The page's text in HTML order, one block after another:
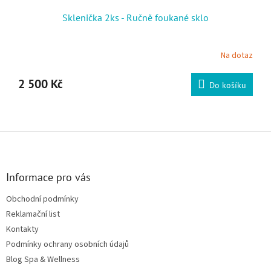
Sklenička 2ks - Ručně foukané sklo
Na dotaz
2 500 Kč Do košíku
Informace pro vás
Obchodní podmínky
Reklamační list
Kontakty
Podmínky ochrany osobních údajů
Blog Spa & Wellness